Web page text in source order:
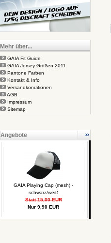
Mehr über...
GAIA Fit Guide
GAIA Jersey Größen 2011
Pantone Farben
Kontakt & Info
Versandkonditionen
AGB
Impressum
Sitemap
Angebote
GAIA Playing Cap (mesh) -
schwarz/weiß
Statt 15,00 EUR
Nur 9,90 EUR